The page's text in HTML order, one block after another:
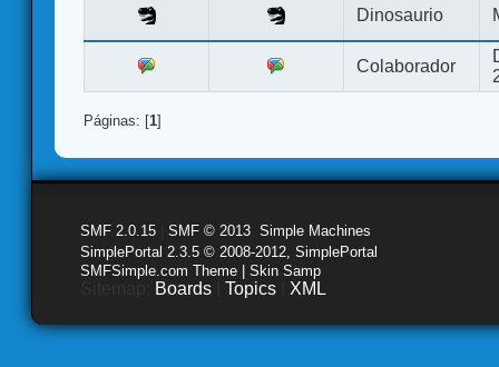
Dinosaurio
Colaborador
Páginas: [1]
SMF 2.0.15 SMF © 2013 Simple Machines
SimplePortal 2.3.5 © 2008-2012, SimplePortal
SMFSimple.com Theme | Skin Samp
Boards Topics XML